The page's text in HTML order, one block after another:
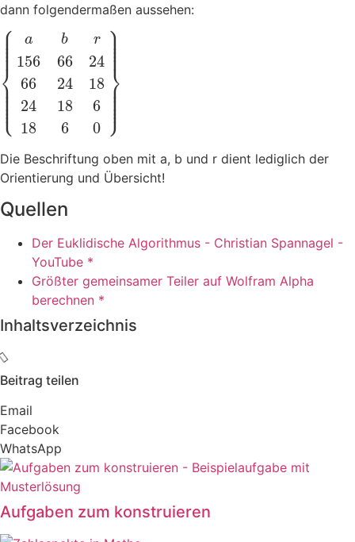
dann folgendermaßen aussehen:
⎧
⎩
⎨
⎪
⎪
⎪⎪⎪⎪
⎪
⎪⎪⎪⎪⎪
a
156
66
24
18
b
66
24
18
6
r
24
18
6
0
⎫
⎭
⎬
⎪
⎪⎪
⎪⎪⎪
⎪
⎪
⎪⎪⎪
⎪
Die Beschriftung oben mit a, b und r dient lediglich der
Orientierung und Übersicht!
Quellen
Der Euklidische Algorithmus - Christian Spannagel -
YouTube *
Größter gemeinsamer Teiler auf Wolfram Alpha
berechnen *
Inhaltsverzeichnis
Beitrag teilen
Email
Facebook
WhatsApp
Aufgaben zum konstruieren